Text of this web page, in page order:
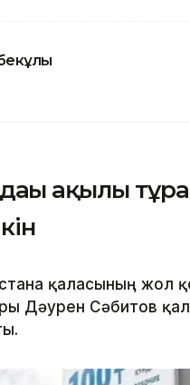
ақылы
қаласының жол
Дәурен Сәбитов